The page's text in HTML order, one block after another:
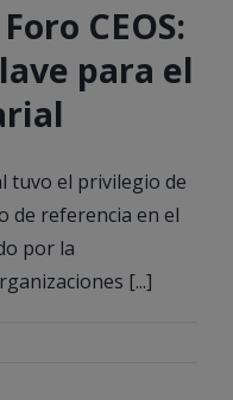
CEOS:
para el
tuvo el privilegio de
de referencia en el
por la
[...]